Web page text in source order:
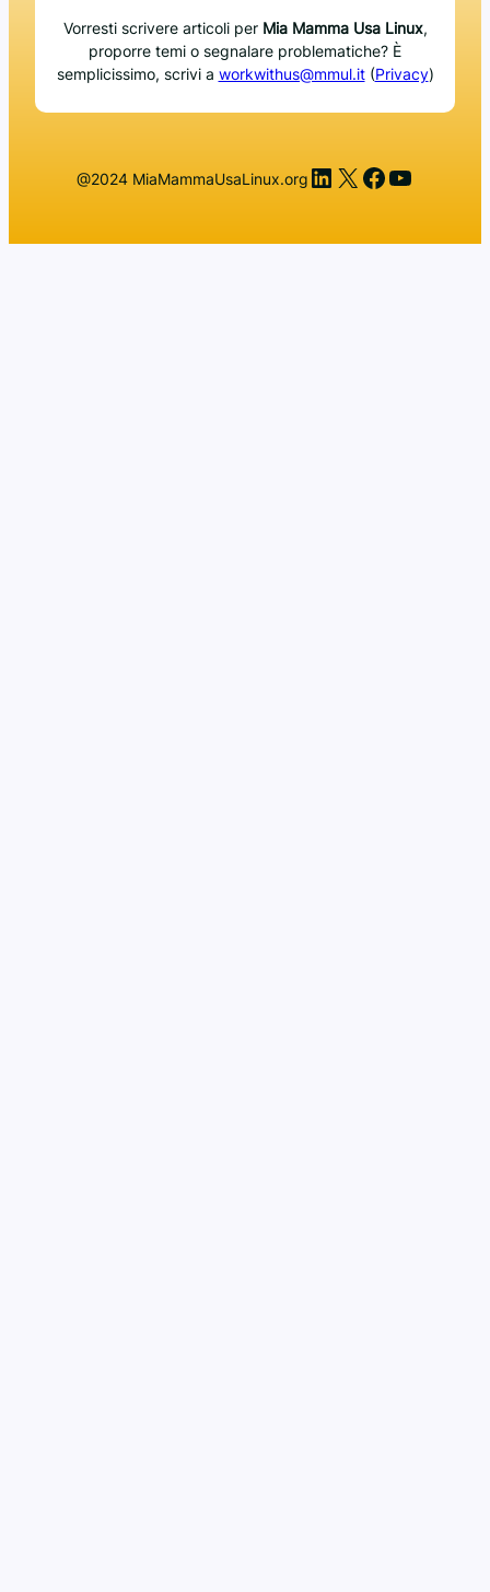
Vorresti scrivere articoli per Mia Mamma Usa Linux,
proporre temi o segnalare problematiche? È
semplicissimo, scrivi a workwithus@mmul.it(Privacy)
@2024 MiaMammaUsaLinux.org LinkedIn
X Facebook